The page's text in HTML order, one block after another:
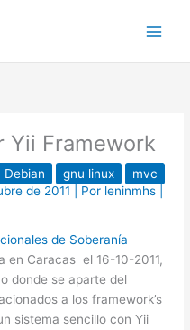
Yii Framework
Debian gnu linux
mvc
de 2011 | Por leninmhs
de Soberanía
en Caracas el 16-10-2011,
donde se aparte del
a los framework’s
sistema sencillo con Yii